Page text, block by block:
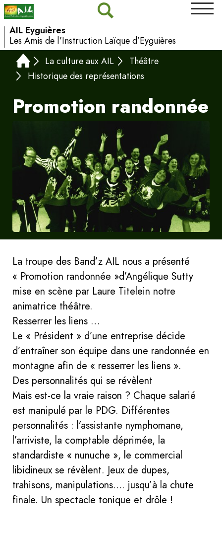
AIL Eyguières
Les Amis de l’Instruction Laïque d’Eyguières
La culture aux AIL
Théâtre
Historique des représentations
Promotion randonnée
La troupe des Band’z AIL nous a présenté
« Promotion randonnée »d’Angélique Sutty
mise en scène par Laure Titelein notre
animatrice théâtre.
Resserrer les liens …
Le « Président » d’une entreprise décide
d’entraîner son équipe dans une randonnée en
montagne afin de « resserrer les liens ».
Des personnalités qui se révèlent
Mais est-ce la vraie raison ? Chaque salarié
est manipulé par le PDG. Différentes
personnalités : l’assistante nymphomane,
l’arriviste, la comptable déprimée, la
standardiste « nunuche », le commercial
libidineux se révèlent. Jeux de dupes,
trahisons, manipulations…. jusqu’à la chute
finale. Un spectacle tonique et drôle !